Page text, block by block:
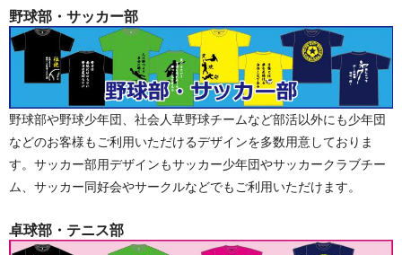
野球部・サッカー部
野球部や野球少年団、社会人草野球チームなど部活以外にも少年団
などのお客様もご利用いただけるデザインを多数用意しておりま
す。サッカー部用デザインもサッカー少年団やサッカークラブチー
ム、サッカー同好会やサークルなどでもご利用いただけます。
卓球部・テニス部